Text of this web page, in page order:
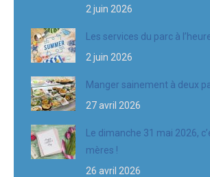
2 juin 2026
Les services du parc à
2 juin 2026
Manger sainement à deux
27 avril 2026
Le dimanche 31 mai 2026,
mères !
26 avril 2026